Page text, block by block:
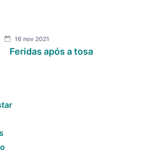
16 nov 2021
Feridas após a tosa